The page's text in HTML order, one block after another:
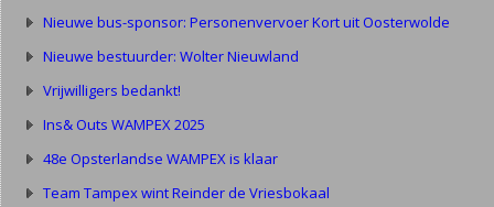
Nieuwe bus-sponsor: Personenvervoer Kort uit Oosterwolde
Nieuwe bestuurder: Wolter Nieuwland
Vrijwilligers bedankt!
Ins& Outs WAMPEX 2025
48e Opsterlandse WAMPEX is klaar
Team Tampex wint Reinder de Vriesbokaal